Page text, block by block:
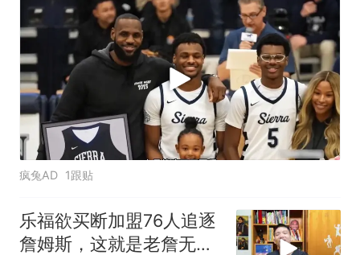
疯兔AD 1跟贴
乐福欲买断加盟76人追逐
詹姆斯，这就是老詹无与